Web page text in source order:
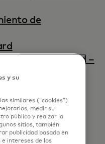
de
de seguridad –
mínimo o
rápida: edición
de
y su
similares (“cookies”)
medir su
público y realzar la
sitios, también
publicidad basada en
e intereses de los